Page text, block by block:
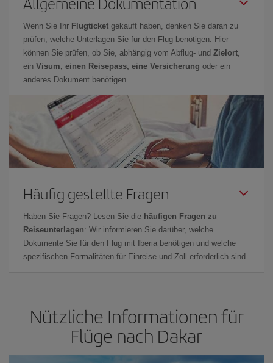
Wenn Sie Ihr Flugticket gekauft haben, denken Sie daran zu
prüfen, welche Unterlagen Sie für den Flug benötigen. Hier
können Sie prüfen, ob Sie, abhängig vom Abflug- und Zielort,
ein Visum, einen Reisepass, eine Versicherung oder ein
anderes Dokument benötigen.
Häufig gestellte Fragen
Haben Sie Fragen? Lesen Sie die häufigen Fragen zu
Reiseunterlagen: Wir informieren Sie darüber, welche
Dokumente Sie für den Flug mit Iberia benötigen und welche
spezifischen Formalitäten für Einreise und Zoll erforderlich sind.
Nützliche Informationen für
Flüge nach Dakar